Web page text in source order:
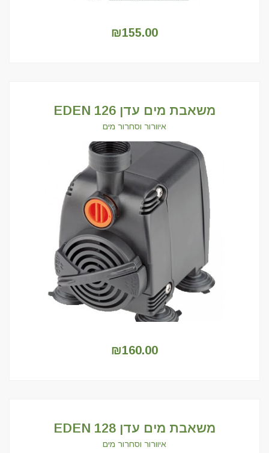
₪155.00
משאבת מים עדן 126 EDEN
איוורור וסחרור מים
₪160.00
משאבת מים עדן 128 EDEN
איוורור וסחרור מים